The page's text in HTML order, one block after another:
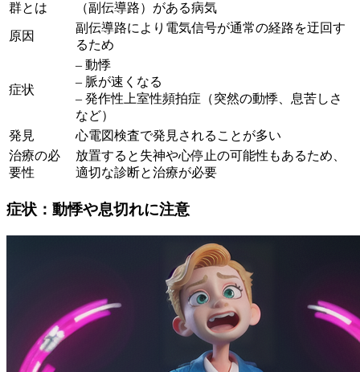
群とは
（副伝導路）がある病気
原因
副伝導路により電気信号が通常の経路を迂回す
るため
症状
– 動悸
– 脈が速くなる
– 発作性上室性頻拍症（突然の動悸、息苦しさ
など）
発見
心電図検査で発見されることが多い
治療の必
要性
放置すると失神や心停止の可能性もあるため、
適切な診断と治療が必要
症状：動悸や息切れに注意